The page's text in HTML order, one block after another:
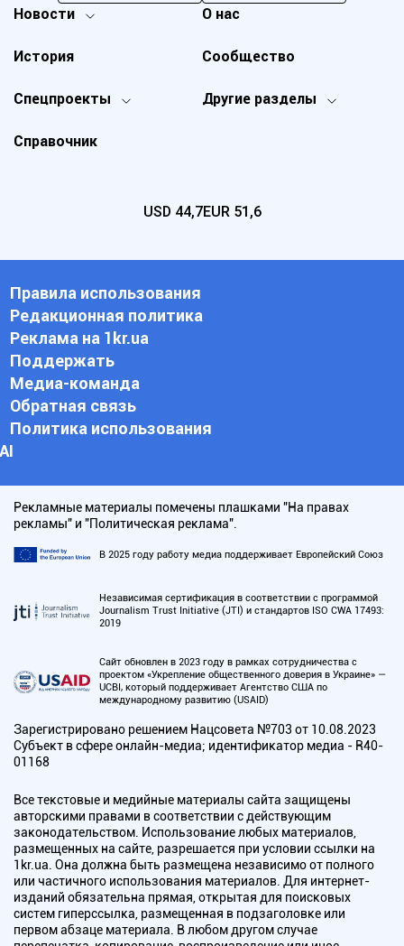
Новости
Спецпроекты Другие разделы
История
О нас
Справочник
Сообщество
USD 44,7EUR 51,6
Правила использования
Редакционная политика
Реклама на 1kr.ua
Поддержать
Медиа-команда
Обратная связь
Политика использования
АI
Рекламные материалы помечены плашками "На правах
рекламы" и "Политическая реклама".
В 2025 году работу медиа поддерживает Европейский Союз
Независимая сертификация в соответствии с программой
Journalism Trust Initiative (JTI) и стандартов ISO CWA 17493:
2019
Сайт обновлен в 2023 году в рамках сотрудничества с
проектом «Укрепление общественного доверия в Украине» —
UCBI, который поддерживает Агентство США по
международному развитию (USAID)
Зарегистрировано решением Нацсовета №703 от 10.08.2023
Субъект в сфере онлайн-медиа; идентификатор медиа - R40-
01168
Все текстовые и медийные материалы сайта защищены
авторскими правами в соответствии с действующим
законодательством. Использование любых материалов,
размещенных на сайте, разрешается при условии ссылки на
1kr.ua. Она должна быть размещена независимо от полного
или частичного использования материалов. Для интернет-
изданий обязательна прямая, открытая для поисковых
систем гиперссылка, размещенная в подзаголовке или
первом абзаце материала. В любом другом случае